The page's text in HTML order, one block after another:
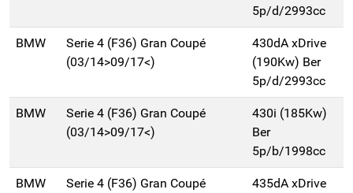
5p/d/2993cc
BMW
Serie 4 (F36) Gran Coupé
(03/14>09/17<)
430dA xDrive
(190Kw) Ber
5p/d/2993cc
BMW
Serie 4 (F36) Gran Coupé
(03/14>09/17<)
430i (185Kw)
Ber
5p/b/1998cc
BMW
Serie 4 (F36) Gran Coupé
435dA xDrive